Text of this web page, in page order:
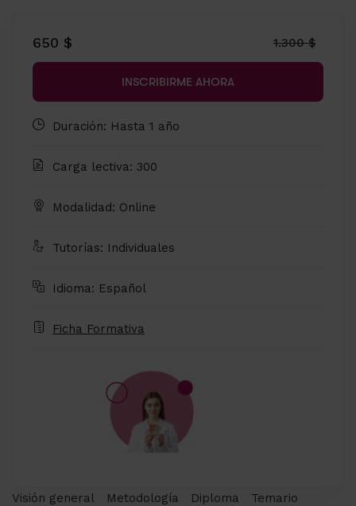
Visión general Metodología Diploma Temario
650 $ 1.300 $
INSCRIBIRME AHORA
Duración: Hasta 1 año
Carga lectiva: 300
Modalidad: Online
Tutorías: Individuales
Idioma: Español
Ficha Formativa